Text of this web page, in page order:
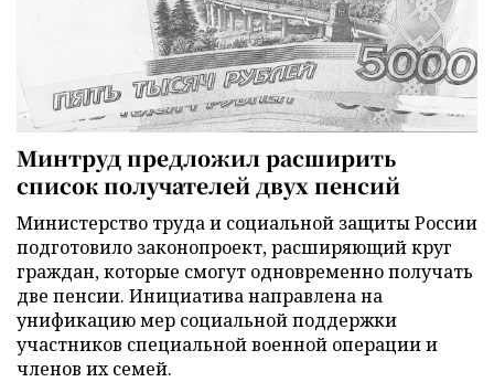
Минтруд предложил расширить
список получателей двух пенсий
Министерство труда и социальной защиты России
подготовило законопроект, расширяющий круг
граждан, которые смогут одновременно получать
две пенсии. Инициатива направлена на
унификацию мер социальной поддержки
участников специальной военной операции и
членов их семей.